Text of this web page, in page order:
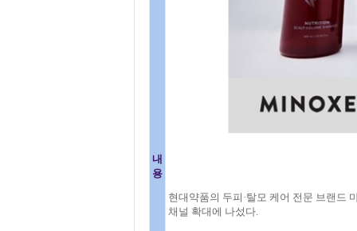
내
용
현대약품의 두피·탈모 케어 전문 브랜드
채널 확대에 나섰다.